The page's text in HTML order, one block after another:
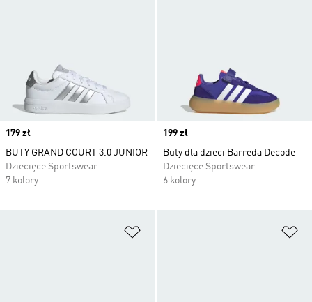
Price
179 zł
BUTY GRAND COURT 3.0 JUNIOR
Dziecięce Sportswear
7 kolory
Price
199 zł
Buty dla dzieci Barreda Decode
Dziecięce Sportswear
6 kolory